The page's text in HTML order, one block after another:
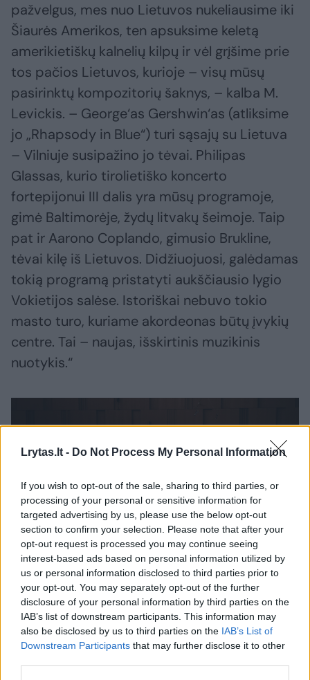
Lrytas.lt - Do Not Process My Personal Information
If you wish to opt-out of the sale, sharing to third parties, or
processing of your personal or sensitive information for
targeted advertising by us, please use the below opt-out
section to confirm your selection. Please note that after your
opt-out request is processed you may continue seeing
interest-based ads based on personal information utilized by
us or personal information disclosed to third parties prior to
your opt-out. You may separately opt-out of the further
disclosure of your personal information by third parties on the
IAB’s list of downstream participants. This information may
also be disclosed by us to third parties on the IAB’s List of
Downstream Participants that may further disclose it to other
pažvelgus, mes nuo Lietuvos nukeliausime iki
Šiaurės Amerikos, ten apsuksime keletą
amerikietiškų kalnelių kilpų ir vėl grįšime prie
tos pačios Lietuvos, kurioje – visų mūsų
pasirinktų kompozitorių šaknys, – kalba M.
Levickis. – George‘as Gershwin‘as (atliksime
jo „Rhapsody in Blue“) turi sąsajų su Lietuva
– Vilniuje susipažino jo tėvai. Philipas
Glassas, kurio tirolietiško koncerto
fortepijonui III dalis yra mūsų programoje,
gimė Baltimorėje, žydų litvakų šeimoje. Taip
pat ir Aarono Coplando, gimusio Brukline,
tėvai kilę iš Lietuvos. Didžiuojuosi, galėdamas
tokią programą pristatyti aukščiausio lygio
Vokietijos salėse. Istoriškai nebuvo tokio
masto turo, kuriame akordeonas būtų įvykių
centre. Tai – naujas, išskirtinis muzikinis
nuotykis.“
Daugiau nuotraukų (14)
M. Levickis pradėjo turą per prestižines Vokietijos sales.
S. L. Schirmer nuotr.
Intensyvus koncertinis etapas tęsis iki